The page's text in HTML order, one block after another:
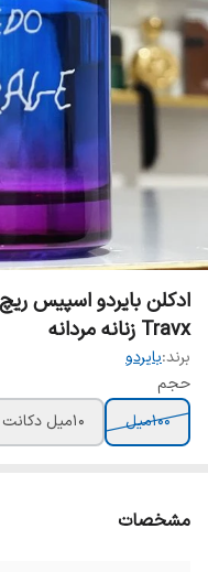
Travx زنانه مردانه
برند:بایردو
حجم
100میل
10میل دکانت
مشخصات